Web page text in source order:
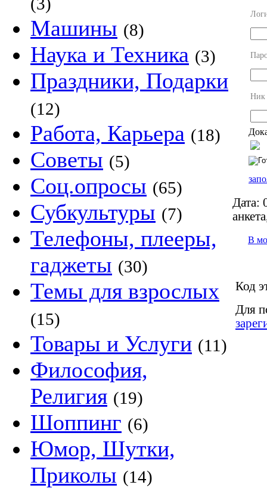
Машины (8)
Наука и Техника (3)
Праздники, Подарки
(12)
Работа, Карьера (18)
Советы (5)
Соц.опросы (65)
Субкультуры (7)
Телефоны, плееры,
гаджеты (30)
Темы для взрослых
(15)
Товары и Услуги (11)
Философия,
Религия (19)
Шоппинг (6)
Юмор, Шутки,
Приколы (14)
Ник
Дата:
В
Код
Для